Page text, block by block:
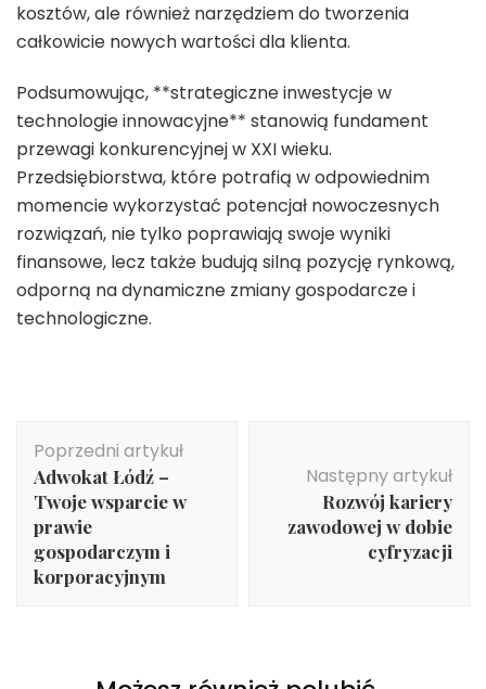
kosztów, ale również narzędziem do tworzenia
całkowicie nowych wartości dla klienta.
Podsumowując, **strategiczne inwestycje w
technologie innowacyjne** stanowią fundament
przewagi konkurencyjnej w XXI wieku.
Przedsiębiorstwa, które potrafią w odpowiednim
momencie wykorzystać potencjał nowoczesnych
rozwiązań, nie tylko poprawiają swoje wyniki
finansowe, lecz także budują silną pozycję rynkową,
odporną na dynamiczne zmiany gospodarcze i
technologiczne.
wpisu
Poprzedni artykuł
Adwokat Łódź –
Twoje wsparcie w
prawie
gospodarczym i
korporacyjnym
Następny artykuł
Rozwój kariery
zawodowej w dobie
cyfryzacji